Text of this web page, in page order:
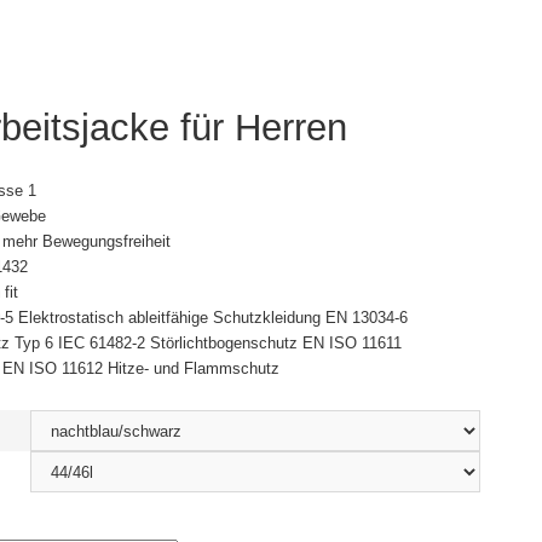
für Herren
1
Bewegungsfreiheit
fit
Elektrostatisch ableitfähige Schutzkleidung EN 13034-6
Typ 6 IEC 61482-2 Störlichtbogenschutz EN ISO 11611
ISO 11612 Hitze- und Flammschutz